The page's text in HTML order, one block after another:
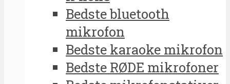
Bedste bluetooth
mikrofon
Bedste karaoke mikrofon
Bedste RØDE mikrofoner